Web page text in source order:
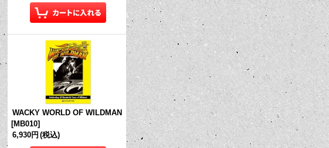
WACKY WORLD OF WILDMAN
[MB010]
6,930円 (税込)